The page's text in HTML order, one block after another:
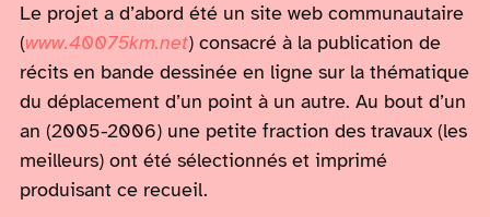
Le projet a d’abord été un site web communautaire
(www.40075km.net) consacré à la publication de
récits en bande dessinée en ligne sur la thématique
du déplacement d’un point à un autre. Au bout d’un
an (2005-2006) une petite fraction des travaux (les
meilleurs) ont été sélectionnés et imprimé
produisant ce recueil.